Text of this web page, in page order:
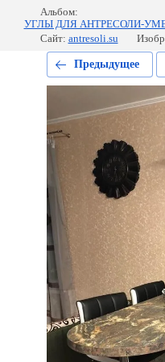
Альбом:
УГЛЫ ДЛЯ АНТРЕСОЛИ-
Сайт: antresoli.su
Предыдущее